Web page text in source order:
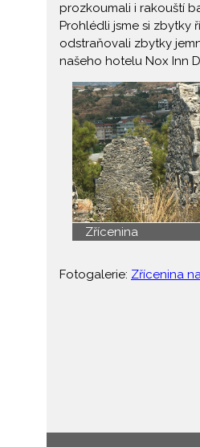
prozkoumali i rakouští
Prohlédli jsme si zbytky
odstraňovali zbytky
našeho hotelu Nox Inn
Zřícenina
Fotogalerie: Zřícenina